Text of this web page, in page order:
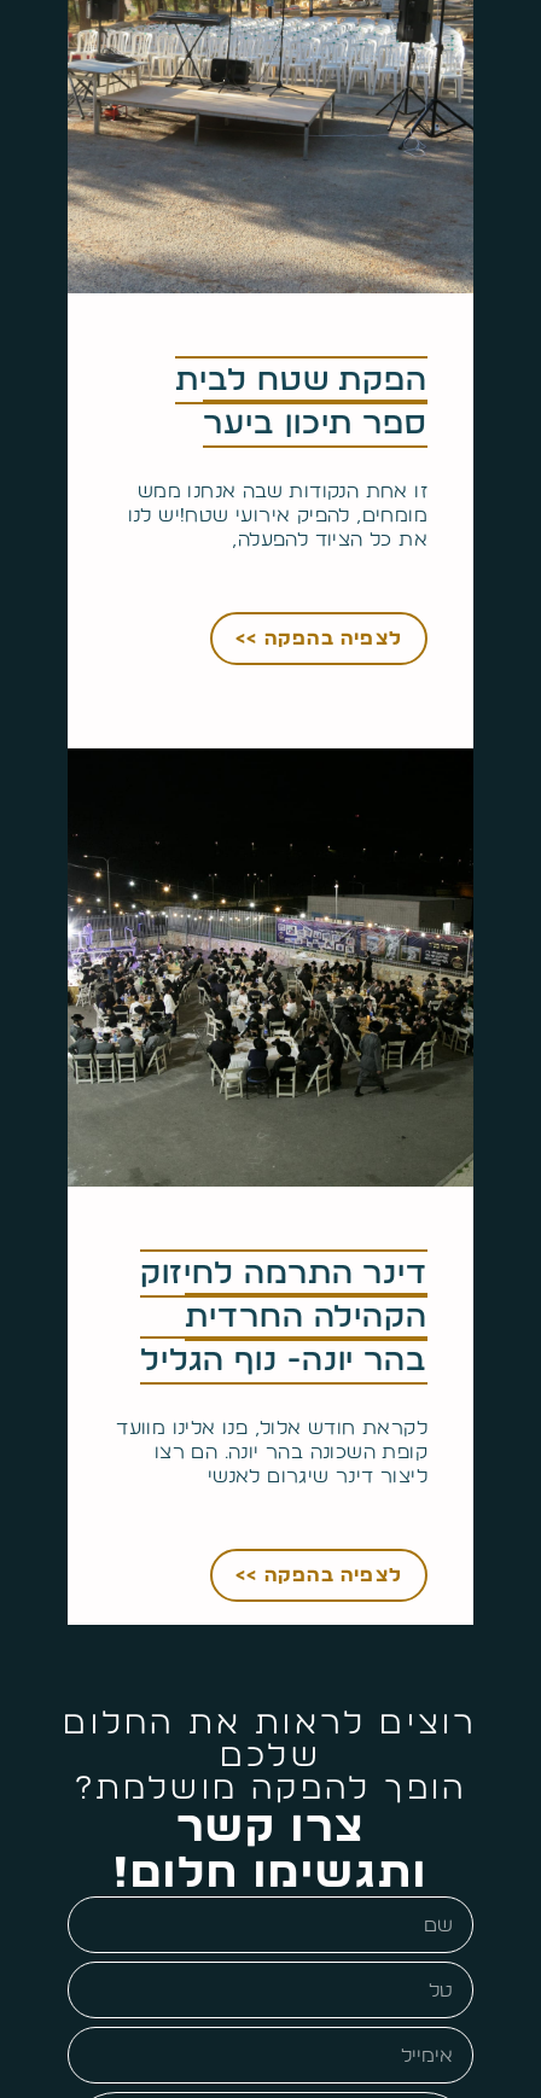
הפקת שטח לבית
ספר תיכון ביער
זו אחת הנקודות שבה אנחנו ממש
מומחים, להפיק אירועי שטח!יש לנו
את כל הציוד להפעלה,
לצפיה בהפקה >>
דינר התרמה לחיזוק
הקהילה החרדית
בהר יונה- נוף הגליל
לקראת חודש אלול, פנו אלינו מוועד
קופת השכונה בהר יונה. הם רצו
ליצור דינר שיגרום לאנשי
לצפיה בהפקה >>
רוצים לראות את החלום
שלכם
הופך להפקה מושלמת?
צרו קשר
ותגשימו חלום!